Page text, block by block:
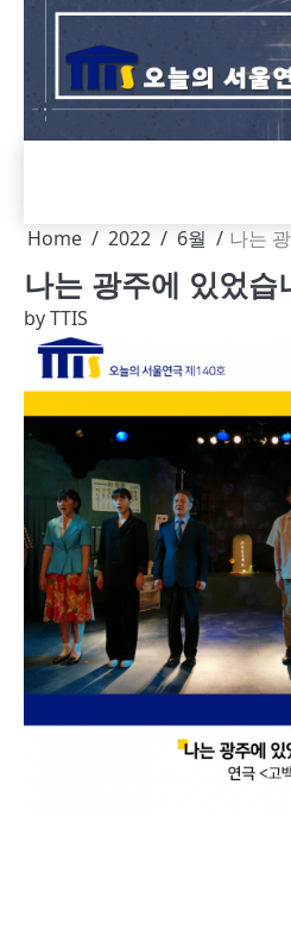
Skip
content
Home 2022 6월 나는
나는 광주에 있었습
byTTIS